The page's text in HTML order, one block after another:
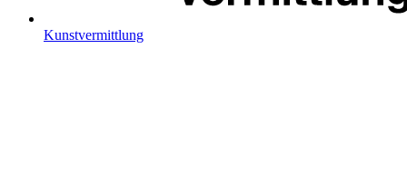
Kunstvermittlung